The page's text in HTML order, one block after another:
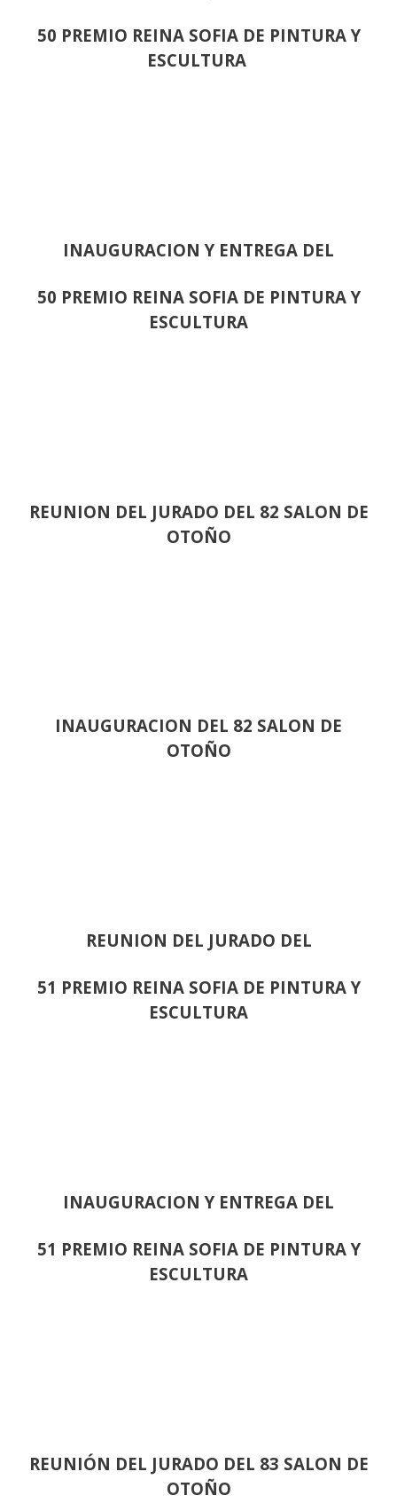
50 PREMIO REINA SOFIA DE PINTURA Y
ESCULTURA
INAUGURACION Y ENTREGA DEL
50 PREMIO REINA SOFIA DE PINTURA Y
ESCULTURA
REUNION DEL JURADO DEL 82 SALON DE
OTOÑO
INAUGURACION DEL 82 SALON DE
OTOÑO
REUNION DEL JURADO DEL
51 PREMIO REINA SOFIA DE PINTURA Y
ESCULTURA
INAUGURACION Y ENTREGA DEL
51 PREMIO REINA SOFIA DE PINTURA Y
ESCULTURA
REUNIÓN DEL JURADO DEL 83 SALON DE
OTOÑO